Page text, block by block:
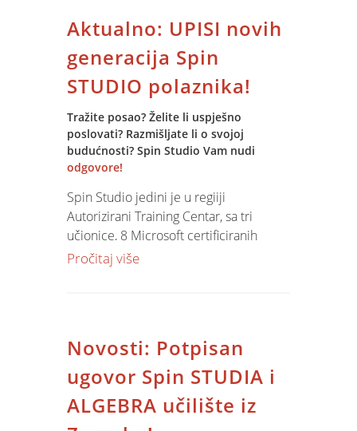
slučaju potrebe isključivanja
'nepoželjni' vrijednosti iz seta.
Osim uključivanja ABC analize u
standardne poslovne analize - Analiza
prodaje, Analiza Kupaca, Analiza
NAbave, Cach flow analiza, Stanje
partnera, Stanje zaliha predviđena je i
ABC analize u Jupiter Software sustavu.
Aktualno: UPISI novih
generacija Spin
STUDIO polaznika!
Tražite posao? Želite li uspješno
poslovati? Razmišljate li o svojoj
budućnosti? Spin Studio Vam nudi
odgovore!
Spin Studio jedini je u regiiji
Autorizirani Training Centar, sa tri
učionice, 8 Microsoft certificiranih
predavača, čak 15 godina s Vama,
Centar za obrazovanje odraslih. Brojevi
koji rade za Vas! telefon: 20 30 20
Pročitaj više
Novosti: Potpisan
ugovor Spin STUDIA i
ALGEBRA učilište iz